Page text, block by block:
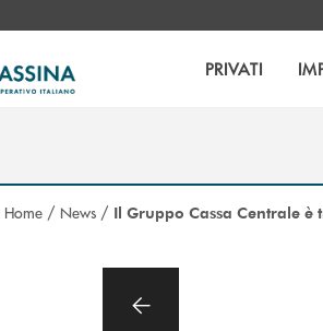
PRIVATI
Home / News / Il Gruppo Cassa Centrale è